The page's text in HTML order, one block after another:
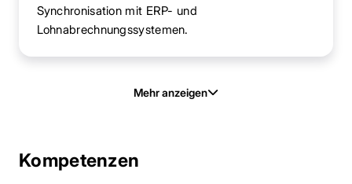
Synchronisation mit ERP- und
Lohnabrechnungssystemen.
Mehr anzeigen
Kompetenzen